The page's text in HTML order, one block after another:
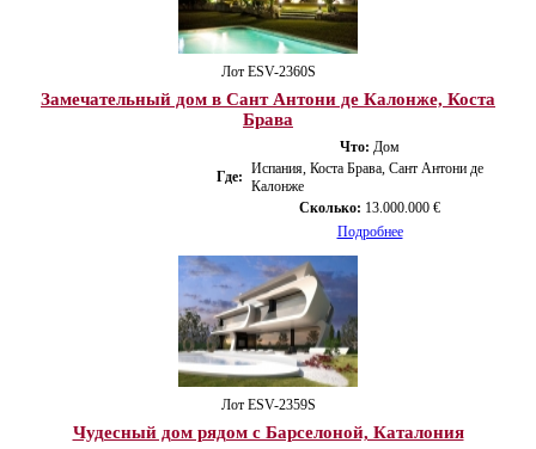
Лот ESV-2360S
Замечательный дом в Сант Антони де Калонже, Коста
Брава
Что: Дом
Где: Испания, Коста Брава, Сант Антони де
Калонже
Сколько: 13.000.000 €
Подробнее
Лот ESV-2359S
Чудесный дом рядом с Барселоной, Каталония